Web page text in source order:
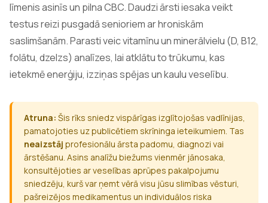
līmenis asinīs un pilna CBC. Daudzi ārsti iesaka veikt
testus reizi pusgadā senioriem ar hroniskām
saslimšanām. Parasti veic vitamīnu un minerālvielu (D, B12,
folātu, dzelzs) analīzes, lai atklātu to trūkumu, kas
ietekmē enerģiju, izziņas spējas un kaulu veselību.
Atruna: Šis rīks sniedz vispārīgas izglītojošas vadlīnijas,
pamatojoties uz publicētiem skrīninga ieteikumiem. Tas
neaizstāj profesionālu ārsta padomu, diagnozi vai
ārstēšanu. Asins analīžu biežums vienmēr jānosaka,
konsultējoties ar veselības aprūpes pakalpojumu
sniedzēju, kurš var ņemt vērā visu jūsu slimības vēsturi,
pašreizējos medikamentus un individuālos riska